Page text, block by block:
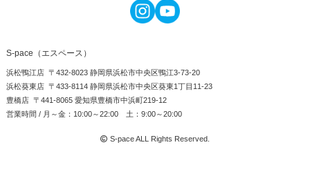
S-pace（エスペース）
浜松鴨江店 〒432-8023 静岡県浜松市中央区鴨江3-73-20
浜松葵東店 〒433-8114 静岡県浜松市中央区葵東1丁目11-23
豊橋店 〒441-8065 愛知県豊橋市中浜町219-12
営業時間 / 月～金：10:00～22:00 土：9:00～20:00
S-pace ALL Rights Reserved.